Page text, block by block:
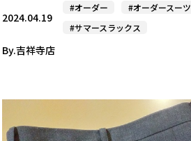
2024.04.19
#オーダー #オーダースーツ
#サマースラックス
By.吉祥寺店